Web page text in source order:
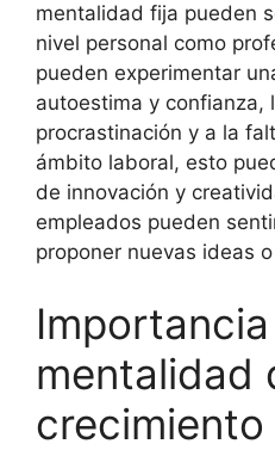
mentalidad fija pueden
nivel personal como
pueden experimentar
autoestima y confianza,
procrastinación y a la
ámbito laboral, esto
de innovación y
empleados pueden
proponer nuevas ideas
mentalidad
crecimiento